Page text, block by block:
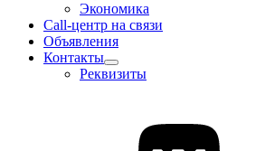
Экономика
Call-центр на связи
Объявления
Контакты
Реквизиты